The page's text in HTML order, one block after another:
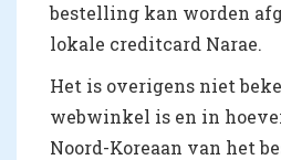
bestelling kan worden
lokale creditcard Narae.
Het is overigens niet
webwinkel is en in
Noord-Koreaan van het